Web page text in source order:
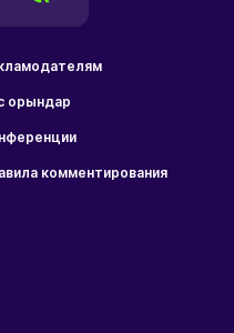
орындар
комментирования